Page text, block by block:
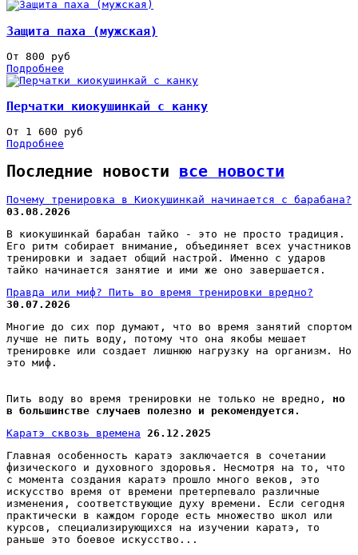
Защита паха (мужская)
От 800 руб
Подробнее
Перчатки киокушинкай с канку
От 1 600 руб
Подробнее
Последние новости все новости
Почему тренировка в Киокушинкай начинается с барабана?
03.08.2026
В киокушинкай барабан тайко - это не просто традиция.
Его ритм собирает внимание, объединяет всех участников
тренировки и задает общий настрой. Именно с ударов
тайко начинается занятие и ими же оно завершается.
Правда или миф? Пить во время тренировки вредно?
30.07.2026
Многие до сих пор думают, что во время занятий спортом
лучше не пить воду, потому что она якобы мешает
тренировке или создает лишнюю нагрузку на организм. Но
это миф.
Пить воду во время тренировки не только не вредно, но
в большинстве случаев полезно и рекомендуется.
Каратэ сквозь времена 26.12.2025
Главная особенность каратэ заключается в сочетании
физического и духовного здоровья. Несмотря на то, что
с момента создания каратэ прошло много веков, это
искусство время от времени претерпевало различные
изменения, соответствующие духу времени. Если сегодня
практически в каждом городе есть множество школ или
курсов, специализирующихся на изучении каратэ, то
раньше это боевое искусство...